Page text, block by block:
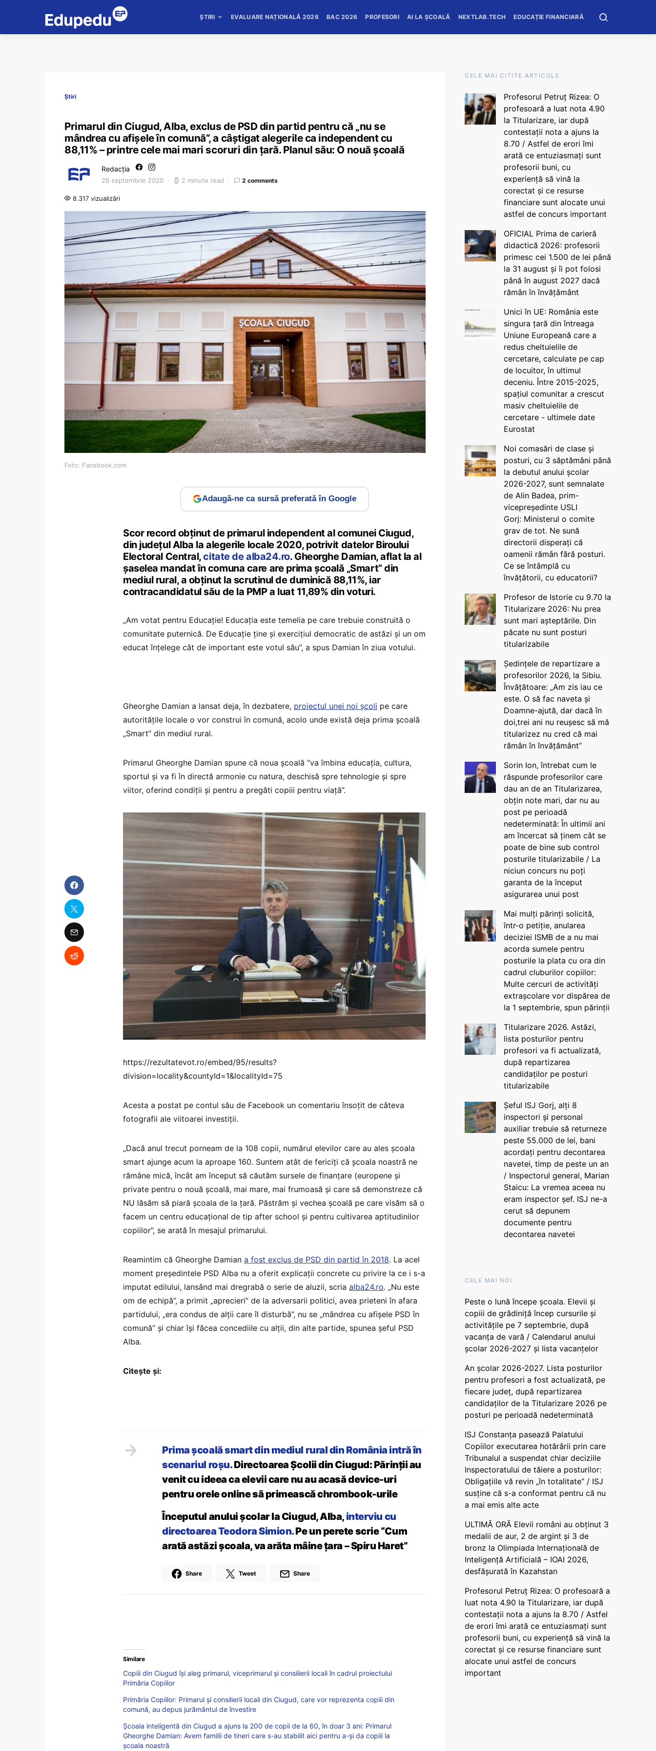
ȘTIRI EVALUARE NAȚIONALĂ 2026 BAC 2026 PROFESORI AI LA ȘCOALĂ NEXTLAB.TECH EDUCAȚIE FINANCIARĂ
Știri
Primarul din Ciugud, Alba, exclus de PSD din partid pentru că „nu se
mândrea cu afișele în comună”, a câștigat alegerile ca independent cu
88,11% – printre cele mai mari scoruri din țară. Planul său: O nouă școală
Redacția
28 septembrie 2020 2 minute read 2 comments
8.317 vizualizări
Foto: Facebook.com
Adaugă-ne ca sursă preferată în Google
Scor record obținut de primarul independent al comunei Ciugud,
din județul Alba la alegerile locale 2020, potrivit datelor Biroului
Electoral Central,citate de alba24.ro. Gheorghe Damian, aflat la al
șaselea mandat în comuna care are prima școală „Smart” din
mediul rural, a obținut la scrutinul de duminică 88,11%, iar
contracandidatul său de la PMP a luat 11,89% din voturi.
„Am votat pentru Educație! Educația este temelia pe care trebuie construită o
comunitate puternică. De Educație ține și exercițiul democratic de astăzi și un om
educat înțelege cât de important este votul său”, a spus Damian în ziua votului.
Gheorghe Damian a lansat deja, în dezbatere, proiectul unei noi școli pe care
autoritățile locale o vor construi în comună, acolo unde există deja prima școală
„Smart” din mediul rural.
Primarul Gheorghe Damian spune că noua școală ”va îmbina educația, cultura,
sportul și va fi în directă armonie cu natura, deschisă spre tehnologie și spre
viitor, oferind condiții și pentru a pregăti copiii pentru viață”.
https://rezultatevot.ro/embed/95/results?
division=locality&countyId=1&localityId=75
Acesta a postat pe contul său de Facebook un comentariu însoțit de câteva
fotografii ale viitoarei investiții.
„Dacă anul trecut porneam de la 108 copii, numărul elevilor care au ales școala
smart ajunge acum la aproape 160. Suntem atât de fericiți că școala noastră ne
rămâne mică, încât am început să căutăm sursele de finanțare (europene și
private pentru o nouă școală, mai mare, mai frumoasă și care să demonstreze că
NU lăsăm să piară școala de la țară. Păstrăm și vechea școală pe care visăm să o
facem un centru educațional de tip after school și pentru cultivarea aptitudinilor
copiilor”, se arată în mesajul primarului.
Reamintim că Gheorghe Damian a fost exclus de PSD din partid în 2018. La acel
moment președintele PSD Alba nu a oferit explicații concrete cu privire la ce i s-a
imputat edilului, lansând mai dregrabă o serie de aluzii, scria alba24.ro. „Nu este
om de echipă”, a primit „aprecieri” de la adversarii politici, avea prieteni în afara
partidului, „era condus de alții care îl disturbă”, nu se „mândrea cu afișele PSD în
comună” și chiar își făcea concediile cu alții, din alte partide, spunea șeful PSD
Alba.
Citește și:
Prima școală smart din mediul rural din România intră în
scenariul roșu.Directoarea Școlii din Ciugud: Părinții au
venit cu ideea ca elevii care nu au acasă device-uri
pentru orele online să primească chrombook-urile
Începutul anului școlar la Ciugud, Alba, interviu cu
directoarea Teodora Simion.Pe un perete scrie “Cum
arată astăzi școala, va arăta mâine țara – Spiru Haret”
Share Tweet Share
Similare
Copiii din Ciugud îşi aleg primarul, viceprimarul şi consilierii locali în cadrul proiectului
Primăria Copiilor
Primăria Copiilor: Primarul şi consilierii locali din Ciugud, care vor reprezenta copiii din
comună, au depus jurământul de învestire
Școala inteligentă din Ciugud a ajuns la 200 de copii de la 60, în doar 3 ani: Primarul
Gheorghe Damian: Avem familii de tineri care s-au stabilit aici pentru a-și da copiii la
școala noastră
CELE MAI CITITE ARTICOLE
Profesorul Petruț Rizea: O
profesoară a luat nota 4.90
la Titularizare, iar după
contestații nota a ajuns la
8.70 / Astfel de erori îmi
arată ce entuziasmați sunt
profesorii buni, cu
experiență să vină la
corectat și ce resurse
financiare sunt alocate unui
astfel de concurs important
OFICIAL Prima de carieră
didactică 2026: profesorii
primesc cei 1.500 de lei până
la 31 august și îi pot folosi
până în august 2027 dacă
rămân în învățământ
Unici în UE: România este
singura țară din întreaga
Uniune Europeană care a
redus cheltuielile de
cercetare, calculate pe cap
de locuitor, în ultimul
deceniu. Între 2015-2025,
spațiul comunitar a crescut
masiv cheltuielile de
cercetare - ultimele date
Eurostat
Noi comasări de clase și
posturi, cu 3 săptămâni până
la debutul anului școlar
2026-2027, sunt semnalate
de Alin Badea, prim-
vicepreședinte USLI
Gorj: Ministerul o comite
grav de tot. Ne sună
directorii disperați că
oamenii rămân fără posturi.
Ce se întâmplă cu
învățătorii, cu educatorii?
Profesor de Istorie cu 9.70 la
Titularizare 2026: Nu prea
sunt mari așteptările. Din
păcate nu sunt posturi
titularizabile
Ședințele de repartizare a
profesorilor 2026, la Sibiu.
Învățătoare: „Am zis iau ce
este. O să fac naveta și
Doamne-ajută, dar dacă în
doi,trei ani nu reușesc să mă
titularizez nu cred că mai
rămân în învățământ”
Sorin Ion, întrebat cum le
răspunde profesorilor care
dau an de an Titularizarea,
obțin note mari, dar nu au
post pe perioadă
nedeterminată: În ultimii ani
am încercat să ținem cât se
poate de bine sub control
posturile titularizabile / La
niciun concurs nu poți
garanta de la început
asigurarea unui post
Mai mulți părinți solicită,
într-o petiție, anularea
deciziei ISMB de a nu mai
acorda sumele pentru
posturile la plata cu ora din
cadrul cluburilor copiilor:
Multe cercuri de activități
extrașcolare vor dispărea de
la 1 septembrie, spun părinții
Titularizare 2026. Astăzi,
lista posturilor pentru
profesori va fi actualizată,
după repartizarea
candidaților pe posturi
titularizabile
Șeful ISJ Gorj, alți 8
inspectori și personal
auxiliar trebuie să returneze
peste 55.000 de lei, bani
acordați pentru decontarea
navetei, timp de peste un an
/ Inspectorul general, Marian
Staicu: La vremea aceea nu
eram inspector șef. ISJ ne-a
cerut să depunem
documente pentru
decontarea navetei
CELE MAI NOI
Peste o lună începe școala. Elevii și
copiii de grădiniță încep cursurile și
activitățile pe 7 septembrie, după
vacanța de vară / Calendarul anului
școlar 2026-2027 și lista vacanțelor
An școlar 2026-2027. Lista posturilor
pentru profesori a fost actualizată, pe
fiecare județ, după repartizarea
candidaților de la Titularizare 2026 pe
posturi pe perioadă nedeterminată
ISJ Constanța pasează Palatului
Copiilor executarea hotărârii prin care
Tribunalul a suspendat chiar deciziile
Inspectoratului de tăiere a posturilor:
Obligațiile vă revin „în totalitate” / ISJ
susține că s-a conformat pentru că nu
a mai emis alte acte
ULTIMĂ ORĂ Elevii români au obținut 3
medalii de aur, 2 de argint și 3 de
bronz la Olimpiada Internațională de
Inteligență Artificială – IOAI 2026,
desfășurată în Kazahstan
Profesorul Petruț Rizea: O profesoară a
luat nota 4.90 la Titularizare, iar după
contestații nota a ajuns la 8.70 / Astfel
de erori îmi arată ce entuziasmați sunt
profesorii buni, cu experiență să vină la
corectat și ce resurse financiare sunt
alocate unui astfel de concurs
important